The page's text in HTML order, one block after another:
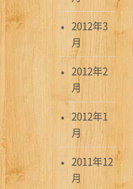
2012年3
月
2012年2
月
2012年1
月
2011年12
月